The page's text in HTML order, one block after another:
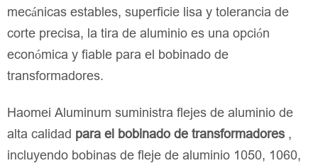
mecánicas estables, superficie lisa y tolerancia de
corte precisa, la tira de aluminio es una opción
económica y fiable para el bobinado de
transformadores.
Haomei Aluminum suministra flejes de aluminio de
alta calidad para el bobinado de transformadores ,
incluyendo bobinas de fleje de aluminio 1050, 1060,